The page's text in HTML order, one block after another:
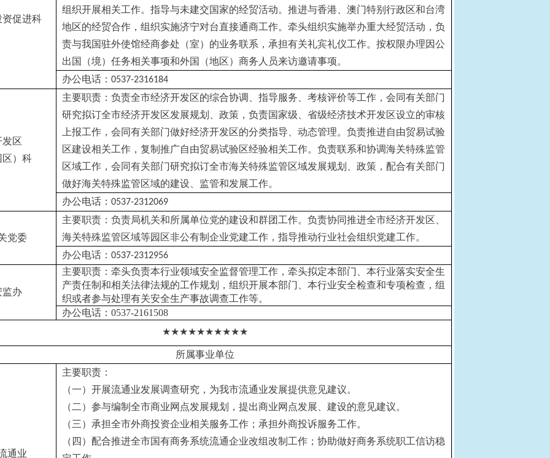
促进科
组织开展相关工作。指导与未建交国家的经贸活动。推进与香港、澳门特别行政区和台湾
地区的经贸合作，组织实施济宁对台直接通商工作。牵头组织实施举办重大经贸活动，负
责与我国驻外使馆经商参处（室）的业务联系，承担有关礼宾礼仪工作。按权限办理因公
出国（境）任务相关事项和外国（地区）商务人员来访邀请事项。
办公电话： 0537-2316184
发区
区）科
主要职责：负责全市经济开发区的综合协调、指导服务、考核评价等工作，会同有关部门
研究拟订全市经济开发区发展规划、政策，负责国家级、省级经济技术开发区设立的审核
上报工作，会同有关部门做好经济开发区的分类指导、动态管理。负责推进自由贸易试验
区建设相关工作，复制推广自由贸易试验区经验相关工作。负责联系和协调海关特殊监管
区域工作，会同有关部门研究拟订全市海关特殊监管区域发展规划、政策，配合有关部门
做好海关特殊监管区域的建设、监管和发展工作。
办公电话： 0537-2312069
党委
主要职责：负责局机关和所属单位党的建设和群团工作。负责协同推进全市经济开发区、
海关特殊监管区域等园区非公有制企业党建工作，指导推动行业社会组织党建工作。
办公电话： 0537-2312956
监办
主要职责：牵头负责本行业领域安全监督管理工作，牵头拟定本部门、本行业落实安全生
产责任制和相关法律法规的工作规划，组织开展本部门、本行业安全检查和专项检查，组
织或者参与处理有关安全生产事故调查工作等。
办公电话：0537-2161508
★★★★★★★★★★
所属事业单位
通业
主要职责：
（一）开展流通业发展调查研究，为我市流通业发展提供意见建议。
（二）参与编制全市商业网点发展规划，提出商业网点发展、建设的意见建议。
（三）承担全市外商投资企业相关服务工作；承担外商投诉服务工作。
（四）配合推进全市国有商务系统流通企业改组改制工作；协助做好商务系统职工信访稳